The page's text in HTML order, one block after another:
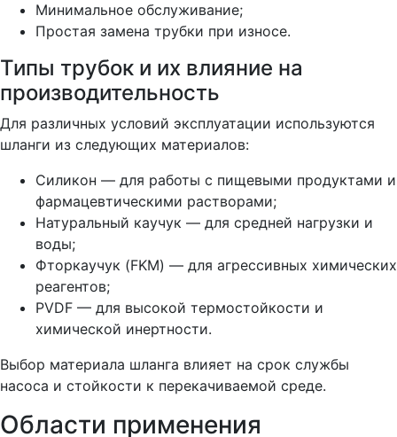
Минимальное обслуживание;
Простая замена трубки при износе.
Типы трубок и их влияние на
производительность
Для различных условий эксплуатации используются
шланги из следующих материалов:
Силикон — для работы с пищевыми продуктами и
фармацевтическими растворами;
Натуральный каучук — для средней нагрузки и
воды;
Фторкаучук (FKM) — для агрессивных химических
реагентов;
PVDF — для высокой термостойкости и
химической инертности.
Выбор материала шланга влияет на срок службы
насоса и стойкости к перекачиваемой среде.
Области применения